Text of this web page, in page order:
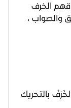
الخرف
والصواب ،
الصحاح (5/35) : «والخَرَفُ بالتحريك